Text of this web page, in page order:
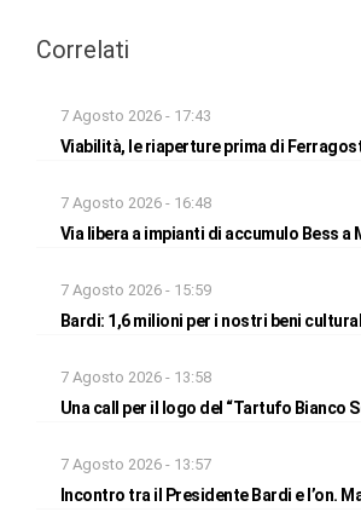
Correlati
7 Agosto 2026 - 17:43
Viabilità, le riaperture prima di
7 Agosto 2026 - 16:48
Via libera a impianti di accumulo Bess a
7 Agosto 2026 - 15:59
Bardi: 1,6 milioni per i nostri beni
7 Agosto 2026 - 13:58
Una call per il logo del “Tartufo Bianco
7 Agosto 2026 - 13:57
Incontro tra il Presidente Bardi e l’on.